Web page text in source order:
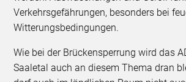
Verkehrsgefährungen, besonders bei
Witterungsbedingungen.
Wie bei der Brückensperrung wird das
Saaletal auch an diesem Thema dran